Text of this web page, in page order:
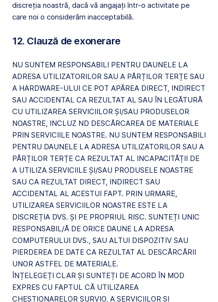
discreția noastră, dacă vă angajați într-o activitate pe
care noi o considerăm inacceptabilă.
12. Clauză de exonerare
NU SUNTEM RESPONSABILI PENTRU DAUNELE LA
ADRESA UTILIZATORILOR SAU A PĂRȚILOR TERȚE SAU
A HARDWARE-ULUI CE POT APĂREA DIRECT, INDIRECT
SAU ACCIDENTAL CA REZULTAT AL SAU ÎN LEGĂTURĂ
CU UTILIZAREA SERVICIILOR ȘI/SAU PRODUSELOR
NOASTRE, INCLUZ ND DESCĂRCAREA DE MATERIALE
PRIN SERVICIILE NOASTRE. NU SUNTEM RESPONSABILI
PENTRU DAUNELE LA ADRESA UTILIZATORILOR SAU A
PĂRȚILOR TERȚE CA REZULTAT AL INCAPACITĂȚII DE
A UTILIZA SERVICIILE ȘI/SAU PRODUSELE NOASTRE
SAU CA REZULTAT DIRECT, INDIRECT SAU
ACCIDENTAL AL ACESTUI FAPT. PRIN URMARE,
UTILIZAREA SERVICIILOR NOASTRE ESTE LA
DISCREȚIA DVS. ȘI PE PROPRIUL RISC. SUNTEȚI UNIC
RESPONSABIL/Ă DE ORICE DAUNE LA ADRESA
COMPUTERULUI DVS., SAU ALTUI DISPOZITIV SAU
PIERDEREA DE DATE CA REZULTAT AL DESCĂRCĂRII
UNOR ASTFEL DE MATERIALE.
ÎNȚELEGEȚI CLAR ȘI SUNTEȚI DE ACORD ÎN MOD
EXPRES CU FAPTUL CĂ UTILIZAREA
CHESTIONARELOR SURVIO, A SERVICIILOR ȘI